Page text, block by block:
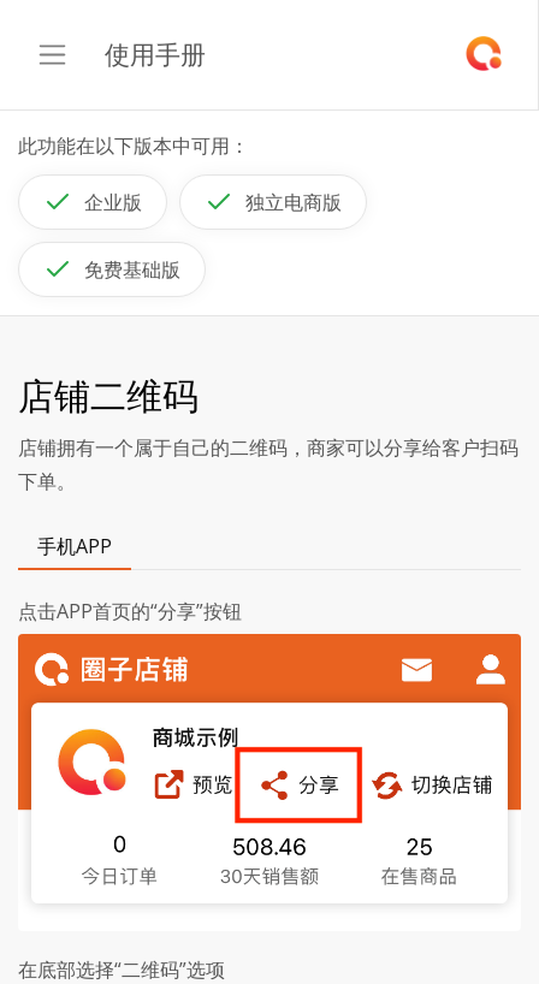
使用手册
此功能在以下版本中可用：
企业版 独立电商版
免费基础版
店铺二维码
店铺拥有一个属于自己的二维码，商家可以分享给客户扫码
下单。
手机APP
点击APP首页的“分享”按钮
在底部选择“二维码”选项